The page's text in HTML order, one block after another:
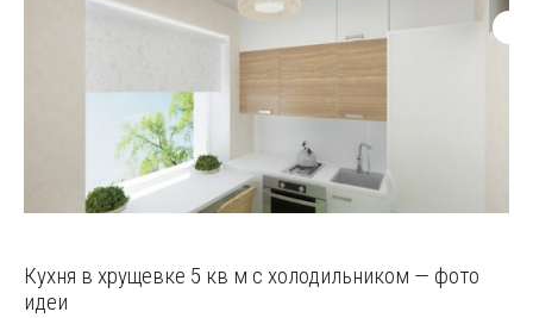
Кухня в хрущевке 5 кв м с холодильником — фото
идеи